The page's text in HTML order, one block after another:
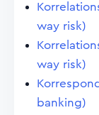
way risk)
way risk)
banking)